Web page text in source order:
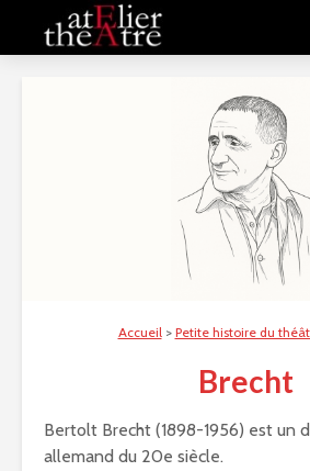
Accueil> Petite histoire du
Brecht
Bertolt Brecht (1898-1956) est un
allemand du 20e siècle.